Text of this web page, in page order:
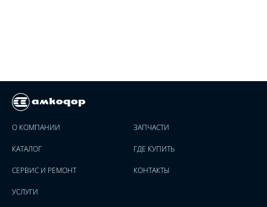
О КОМПАНИИ
КАТАЛОГ
СЕРВИС И РЕМОНТ
УСЛУГИ
ЗАПЧАСТИ
ГДЕ КУПИТЬ
КОНТАКТЫ